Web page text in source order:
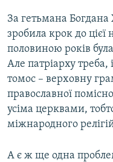
За гетьмана
зробила крок до цієї
половиною років
Але патріарху треба,
томос – верховну
православної
усіма церквами,
міжнародного
А є ж ще одна